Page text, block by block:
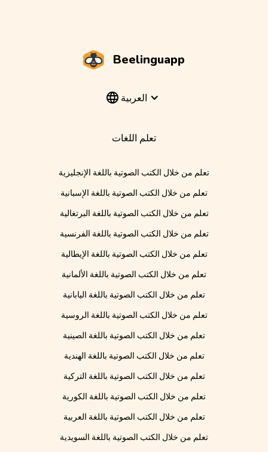
Beelinguapp
العربية
تعلم اللغات
تعلم من خلال الكتب الصوتية باللغة الإنجليزية
تعلم من خلال الكتب الصوتية باللغة الإسبانية
تعلم من خلال الكتب الصوتية باللغة البرتغالية
تعلم من خلال الكتب الصوتية باللغة الفرنسية
تعلم من خلال الكتب الصوتية باللغة الإيطالية
تعلم من خلال الكتب الصوتية باللغة الألمانية
تعلم من خلال الكتب الصوتية باللغة اليابانية
تعلم من خلال الكتب الصوتية باللغة الروسية
تعلم من خلال الكتب الصوتية باللغة الصينية
تعلم من خلال الكتب الصوتية باللغة الهندية
تعلم من خلال الكتب الصوتية باللغة التركية
تعلم من خلال الكتب الصوتية باللغة الكورية
تعلم من خلال الكتب الصوتية باللغة العربية
تعلم من خلال الكتب الصوتية باللغة السويدية